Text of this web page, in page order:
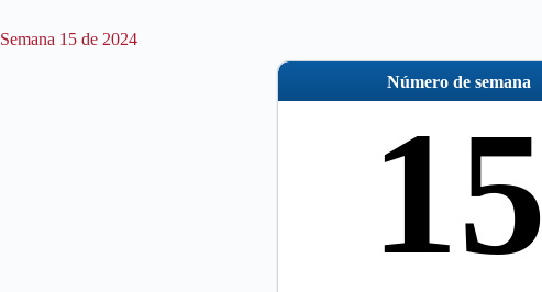
Semana 15 de 2024
Número de semana
15